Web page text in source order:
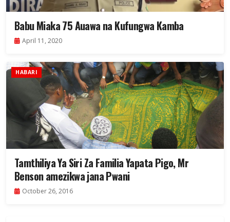
Babu Miaka 75 Auawa na Kufungwa Kamba
April 11, 2020
HABARI
Tamthiliya Ya Siri Za Familia Yapata Pigo, Mr
Benson amezikwa jana Pwani
October 26, 2016